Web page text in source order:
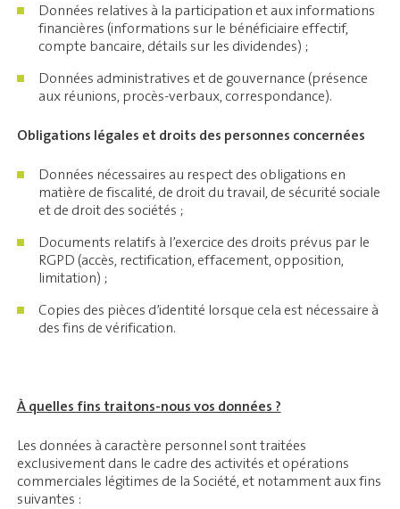
Données relatives à la participation et aux informations
financières (informations sur le bénéficiaire effectif,
compte bancaire, détails sur les dividendes) ;
Données administratives et de gouvernance (présence
aux réunions, procès-verbaux, correspondance).
Obligations légales et droits des personnes concernées
Données nécessaires au respect des obligations en
matière de fiscalité, de droit du travail, de sécurité sociale
et de droit des sociétés ;
Documents relatifs à l’exercice des droits prévus par le
RGPD (accès, rectification, effacement, opposition,
limitation) ;
Copies des pièces d’identité lorsque cela est nécessaire à
des fins de vérification.
À quelles fins traitons-nous vos données ?
Les données à caractère personnel sont traitées
exclusivement dans le cadre des activités et opérations
commerciales légitimes de la Société, et notamment aux fins
suivantes :